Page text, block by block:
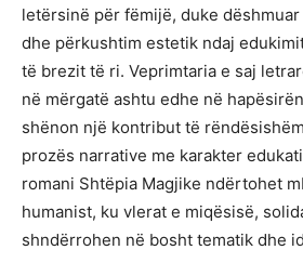
letërsinë për fëmijë, duke
dhe përkushtim estetik ndaj
të brezit të ri. Veprimtaria e saj
në mërgatë ashtu edhe në
shënon një kontribut të
prozës narrative me karakter
romani Shtëpia Magjike ndërtohet
humanist, ku vlerat e miqësisë,
shndërrohen në bosht tematik dhe